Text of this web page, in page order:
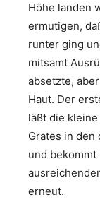
Höhe landen
ermutigen,
runter ging
mitsamt
absetzte,
Haut. Der
läßt die
Grates in den
und
erneut.